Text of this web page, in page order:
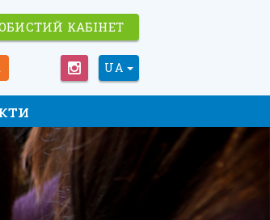
КАБІНЕТ
UA